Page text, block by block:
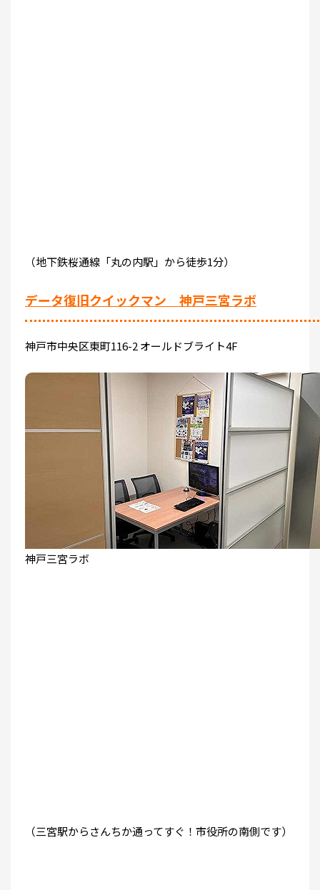
（地下鉄桜通線「丸の内駅」から徒歩1分）
データ復旧クイックマン 神戸三宮ラボ
神戸市中央区東町116-2 オールドブライト4F
神戸三宮ラボ
（三宮駅からさんちか通ってすぐ！市役所の南側です）